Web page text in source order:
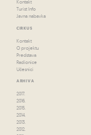
Kontakt
Turist Info
Javna nabavka
CIRKUS
Kontakt
O projektu
Predstava
Radionice
Učesnici
ARHIVA
2017.
2016.
2015.
2014.
2013.
2012.